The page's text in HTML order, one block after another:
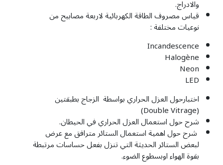
والادراج.
قياس مصروف الطاقة الكهربائية لاربعة مصابيح من
نوعيات مختلفة :
Incandescence
Halogène
Neon
LED
اختبارحول العزل الحراري بواسطة الزجاج بطبقتين
(Double Vitrage)
شرح حول استعمال العزل الحراري في الحيطان.
شرح حول اهمية استعمال الستائر مترافق مع عرض
لبعض الستائر الحديثة التي تنزل بفعل حساسات مرتبطة
بقوة الهواء اوبسطوع الضوء.